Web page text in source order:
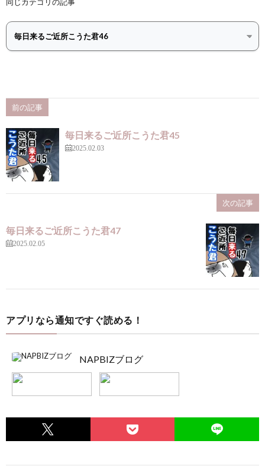
同じカテゴリの記事
前の記事
毎日来るご近所こうた君45
2025.02.03
次の記事
毎日来るご近所こうた君47
2025.02.05
アプリなら通知ですぐ読める！
NAPBIZブログ